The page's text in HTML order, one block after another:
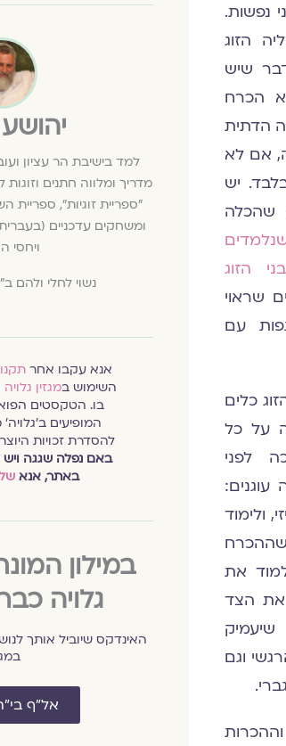
נפשות.
הזוג
שיש
הכרח
הדתית
אם לא
יש
שהכלה
הזוג
שראוי
עם
כלים
על כל
לפני
ולימוד
את
את הצד
וגם
למד בישיבת הר עציון ועובד
מדריך ומלווה חתנים וזוגות
ומשחקים עדכניים
ויחסי
נשוי לחלי ולהם ב"ה 6 ילדים
אנא עקבו אחר
השימוש במגזין גלויה
בו. הטקסטים
המופיעים
להסדרת זכויות
באם נפלה שגגה
באתר, אנא
במילון
גלויה
האינדקס שיוביל אותך
אל״ף